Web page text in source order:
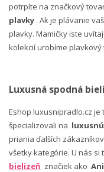
potrpíte na značkový
plavky . Ak je plávanie
plavky. Mamičky iste
kolekcií urobíme plavkový
Luxusná spodná
Eshop luxusnipradlo.cz je
špecializovali na
priania ďalších
všetky kategórie. U nás si
bielizeň značiek ako